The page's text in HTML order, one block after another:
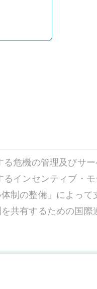
危機の管理及びサー
インセンティブ・
制の整備」によって
共有するための国際